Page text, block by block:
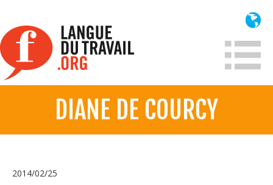
contenu
principal
Qui sommes-nous?
DIANE DE COURCY
2014/02/25